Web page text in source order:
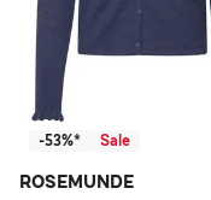
-53%* Sale
ROSEMUNDE